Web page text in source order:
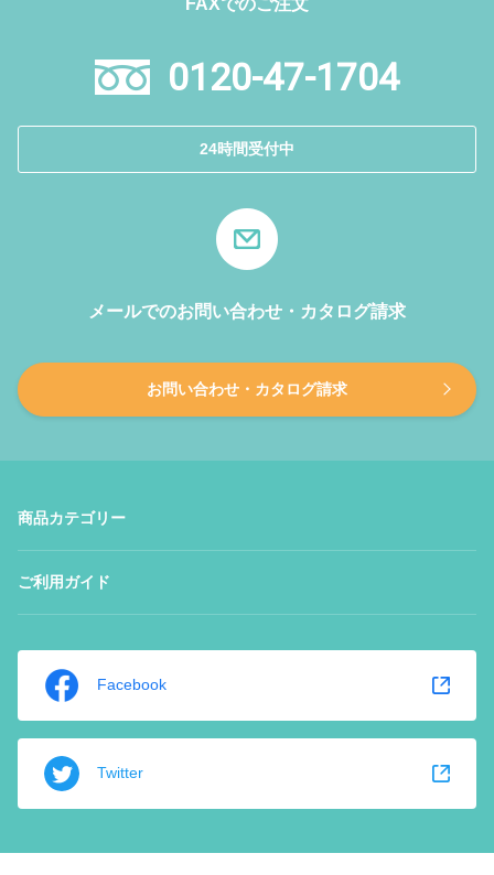
0120-47-1704
24時間受付中
メールでのお問い合わせ・カタログ請求
お問い合わせ・カタログ請求
商品カテゴリー
ご利用ガイド
Facebook
Twitter